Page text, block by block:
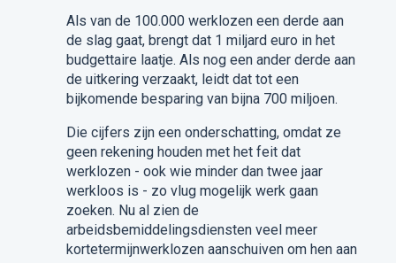
Als van de 100.000 werklozen een derde aan
de slag gaat, brengt dat 1 miljard euro in het
budgettaire laatje. Als nog een ander derde aan
de uitkering verzaakt, leidt dat tot een
bijkomende besparing van bijna 700 miljoen.
Die cijfers zijn een onderschatting, omdat ze
geen rekening houden met het feit dat
werklozen - ook wie minder dan twee jaar
werkloos is - zo vlug mogelijk werk gaan
zoeken. Nu al zien de
arbeidsbemiddelingsdiensten veel meer
kortetermijnwerklozen aanschuiven om hen aan